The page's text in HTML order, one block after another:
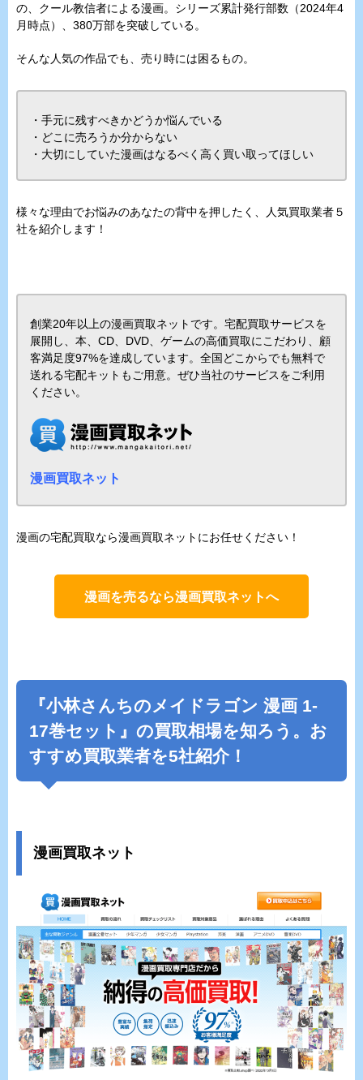
の、クール教信者による漫画。シリーズ累計発行部数（2024年4
月時点）、380万部を突破している。
そんな人気の作品でも、売り時には困るもの。
・手元に残すべきかどうか悩んでいる
・どこに売ろうか分からない
・大切にしていた漫画はなるべく高く買い取ってほしい
様々な理由でお悩みのあなたの背中を押したく、人気買取業者５
社を紹介します！
創業20年以上の漫画買取ネットです。宅配買取サービスを
展開し、本、CD、DVD、ゲームの高価買取にこだわり、顧
客満足度97%を達成しています。全国どこからでも無料で
送れる宅配キットもご用意。ぜひ当社のサービスをご利用
ください。
漫画買取ネット
漫画の宅配買取なら漫画買取ネットにお任せください！
漫画を売るなら漫画買取ネットへ
『小林さんちのメイドラゴン 漫画 1-
17巻セット』の買取相場を知ろう。お
すすめ買取業者を5社紹介！
漫画買取ネット